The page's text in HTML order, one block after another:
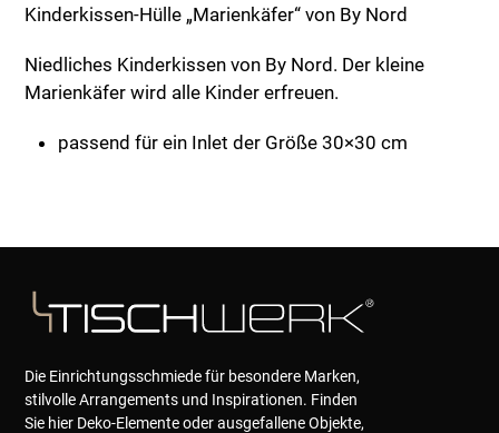
Kinderkissen-Hülle „Marienkäfer“ von By Nord
Niedliches Kinderkissen von By Nord. Der kleine
Marienkäfer wird alle Kinder erfreuen.
passend für ein Inlet der Größe 30×30 cm
Die Einrichtungsschmiede für besondere Marken,
stilvolle Arrangements und Inspirationen. Finden
Sie hier Deko-Elemente oder ausgefallene Objekte,